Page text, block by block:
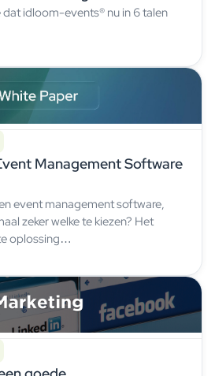
idloom-events® nu in 6 talen
Management Software
event management software,
zeker welke te kiezen? Het
oplossing…